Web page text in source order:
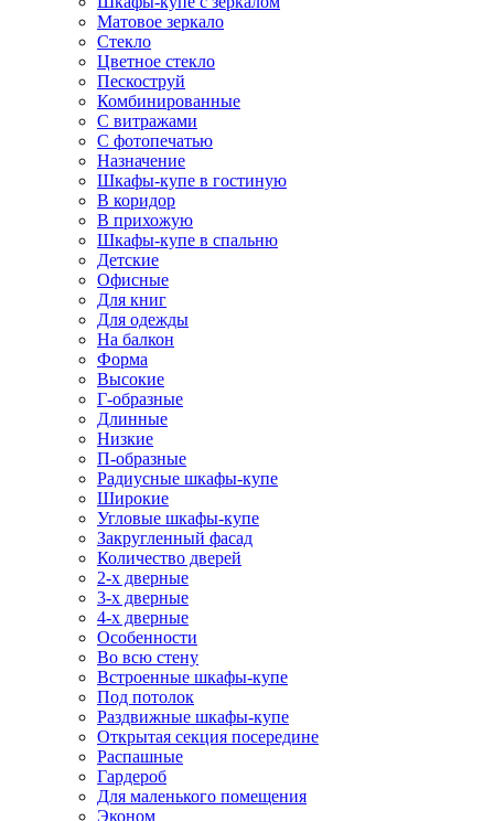
Матовое зеркало
Стекло
Цветное стекло
Пескоструй
Комбинированные
С витражами
С фотопечатью
Назначение
Шкафы-купе в гостиную
В коридор
В прихожую
Шкафы-купе в спальню
Детские
Офисные
Для книг
Для одежды
На балкон
Форма
Высокие
Г-образные
Длинные
Низкие
П-образные
Радиусные шкафы-купе
Широкие
Угловые шкафы-купе
Закругленный фасад
Количество дверей
2-х дверные
3-х дверные
4-х дверные
Особенности
Во всю стену
Встроенные шкафы-купе
Под потолок
Раздвижные шкафы-купе
Открытая секция посередине
Распашные
Гардероб
Для маленького помещения
Эконом